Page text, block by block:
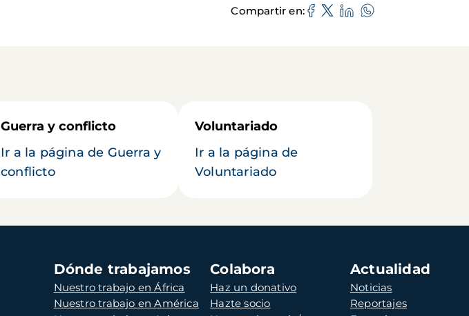
Compartir en
Guerra y conflicto
Ir a la página de Guerra y
conflicto
Voluntariado
Ir a la página de
Voluntariado
Dónde trabajamos
Nuestro trabajo en África
Nuestro trabajo en América
Colabora
Haz un donativo
Hazte socio
Actualidad
Noticias
Reportajes